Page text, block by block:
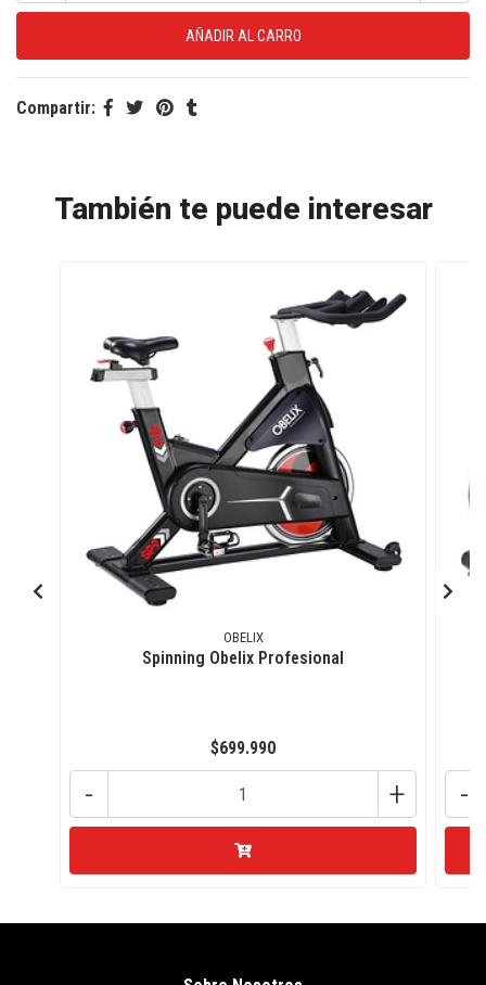
Compartir:
También te puede interesar
OBELIX
Spinning Obelix Profesional
$699.990
+
- -